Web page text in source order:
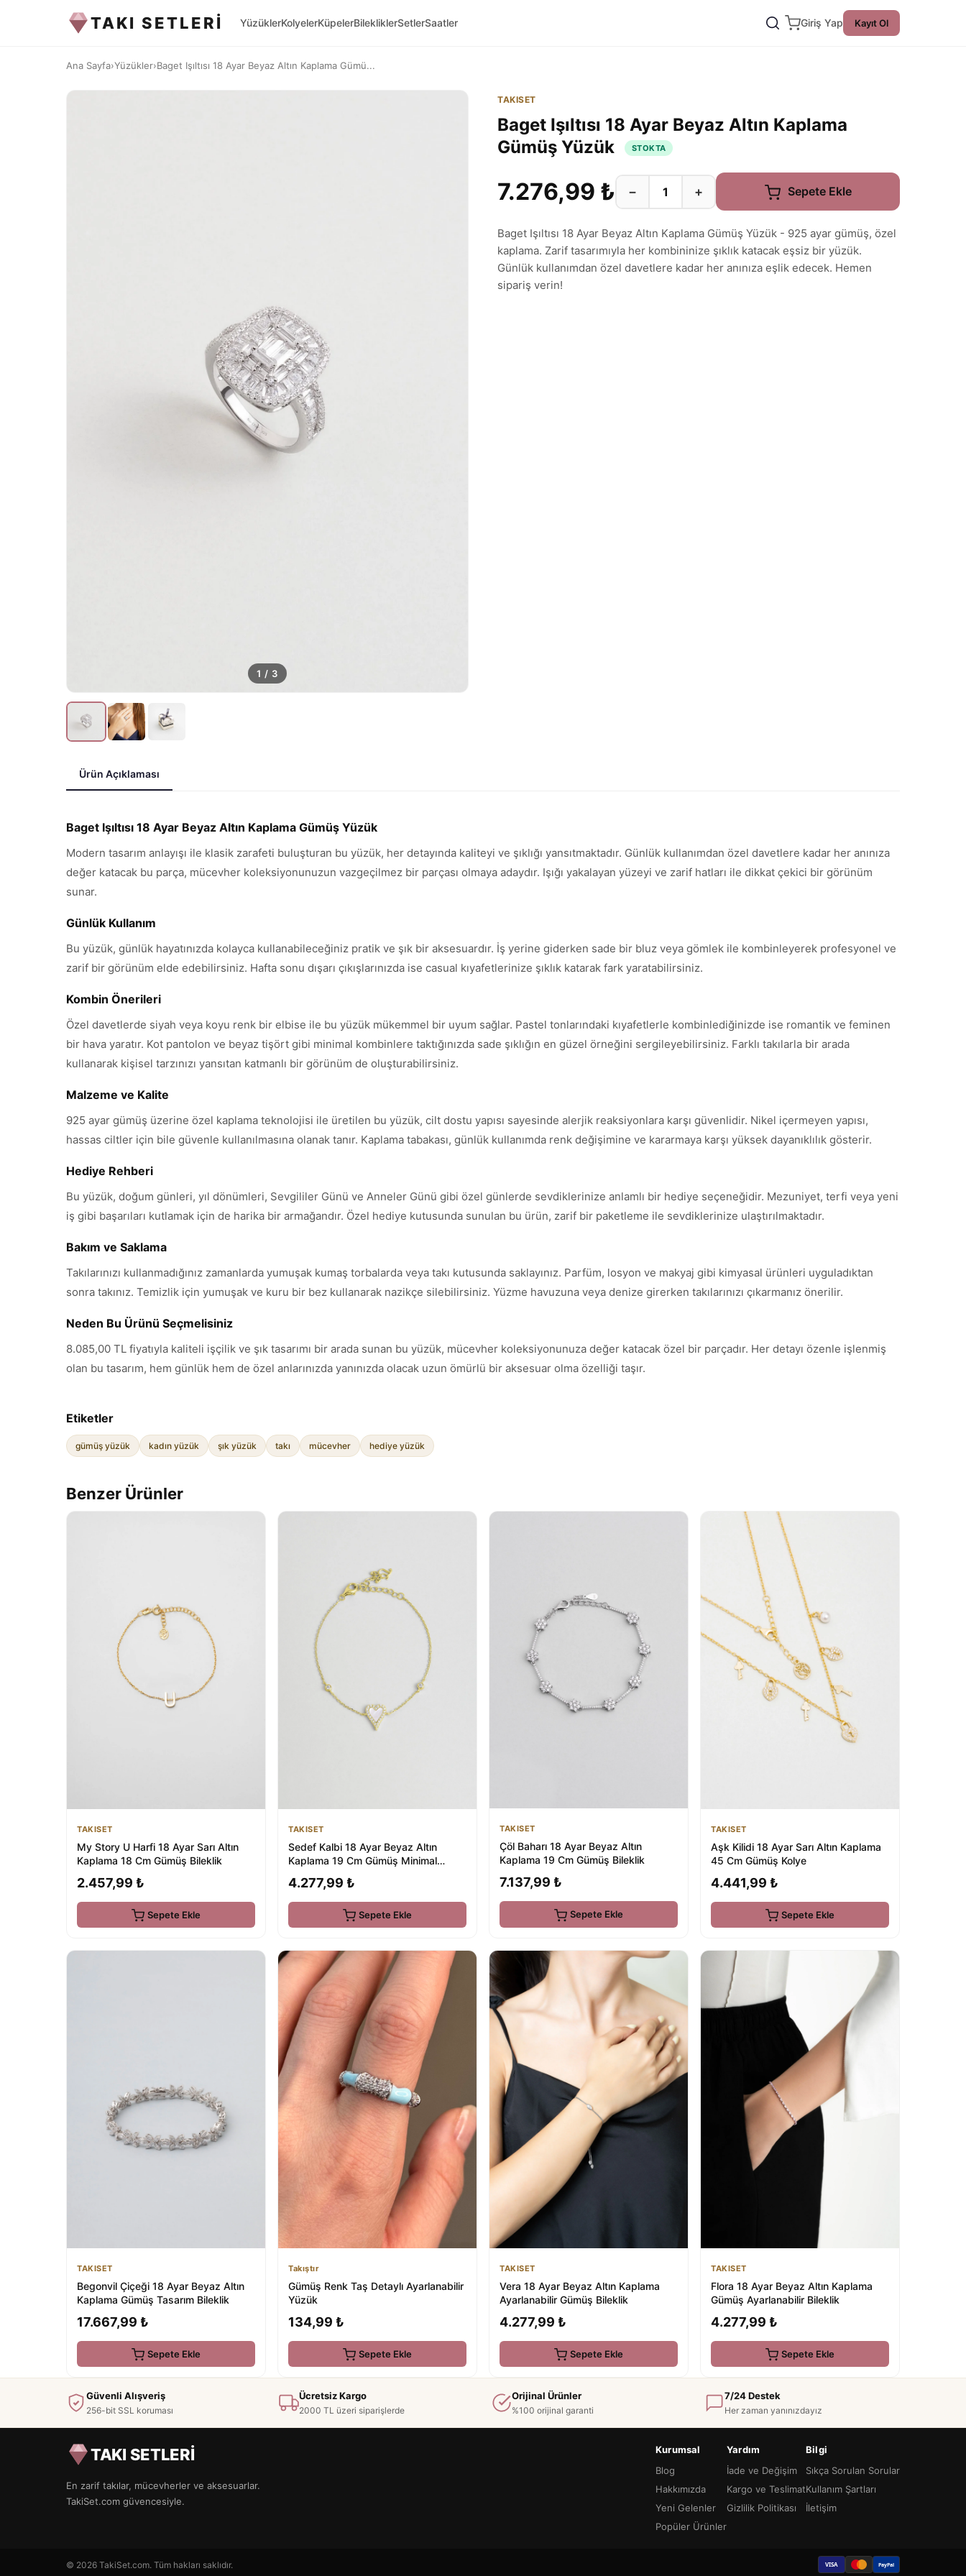
TAKI SETLERİ YüzüklerKolyelerKüpelerBilekliklerSetlerSaatler Giriş Yap Kayıt Ol
Ana Sayfa›Yüzükler›Baget Işıltısı 18 Ayar Beyaz Altın Kaplama Gümü...
1 / 3
TAKISET
Baget Işıltısı 18 Ayar Beyaz Altın Kaplama
Gümüş Yüzük
STOKTA
7.276,99 ₺ − + Sepete Ekle
Baget Işıltısı 18 Ayar Beyaz Altın Kaplama Gümüş Yüzük - 925 ayar gümüş, özel
kaplama. Zarif tasarımıyla her kombininize şıklık katacak eşsiz bir yüzük.
Günlük kullanımdan özel davetlere kadar her anınıza eşlik edecek. Hemen
sipariş verin!
Ürün Açıklaması
Baget Işıltısı 18 Ayar Beyaz Altın Kaplama Gümüş Yüzük
Modern tasarım anlayışı ile klasik zarafeti buluşturan bu yüzük, her detayında kaliteyi ve şıklığı yansıtmaktadır. Günlük kullanımdan özel davetlere kadar her anınıza
değer katacak bu parça, mücevher koleksiyonunuzun vazgeçilmez bir parçası olmaya adaydır. Işığı yakalayan yüzeyi ve zarif hatları ile dikkat çekici bir görünüm
sunar.
Günlük Kullanım
Bu yüzük, günlük hayatınızda kolayca kullanabileceğiniz pratik ve şık bir aksesuardır. İş yerine giderken sade bir bluz veya gömlek ile kombinleyerek profesyonel ve
zarif bir görünüm elde edebilirsiniz. Hafta sonu dışarı çıkışlarınızda ise casual kıyafetlerinize şıklık katarak fark yaratabilirsiniz.
Kombin Önerileri
Özel davetlerde siyah veya koyu renk bir elbise ile bu yüzük mükemmel bir uyum sağlar. Pastel tonlarındaki kıyafetlerle kombinlediğinizde ise romantik ve feminen
bir hava yaratır. Kot pantolon ve beyaz tişört gibi minimal kombinlere taktığınızda sade şıklığın en güzel örneğini sergileyebilirsiniz. Farklı takılarla bir arada
kullanarak kişisel tarzınızı yansıtan katmanlı bir görünüm de oluşturabilirsiniz.
Malzeme ve Kalite
925 ayar gümüş üzerine özel kaplama teknolojisi ile üretilen bu yüzük, cilt dostu yapısı sayesinde alerjik reaksiyonlara karşı güvenlidir. Nikel içermeyen yapısı,
hassas ciltler için bile güvenle kullanılmasına olanak tanır. Kaplama tabakası, günlük kullanımda renk değişimine ve kararmaya karşı yüksek dayanıklılık gösterir.
Hediye Rehberi
Bu yüzük, doğum günleri, yıl dönümleri, Sevgililer Günü ve Anneler Günü gibi özel günlerde sevdiklerinize anlamlı bir hediye seçeneğidir. Mezuniyet, terfi veya yeni
iş gibi başarıları kutlamak için de harika bir armağandır. Özel hediye kutusunda sunulan bu ürün, zarif bir paketleme ile sevdiklerinize ulaştırılmaktadır.
Bakım ve Saklama
Takılarınızı kullanmadığınız zamanlarda yumuşak kumaş torbalarda veya takı kutusunda saklayınız. Parfüm, losyon ve makyaj gibi kimyasal ürünleri uyguladıktan
sonra takınız. Temizlik için yumuşak ve kuru bir bez kullanarak nazikçe silebilirsiniz. Yüzme havuzuna veya denize girerken takılarınızı çıkarmanız önerilir.
Neden Bu Ürünü Seçmelisiniz
8.085,00 TL fiyatıyla kaliteli işçilik ve şık tasarımı bir arada sunan bu yüzük, mücevher koleksiyonunuza değer katacak özel bir parçadır. Her detayı özenle işlenmiş
olan bu tasarım, hem günlük hem de özel anlarınızda yanınızda olacak uzun ömürlü bir aksesuar olma özelliği taşır.
Etiketler
gümüş yüzük kadın yüzük şık yüzük takı mücevher hediye yüzük
Benzer Ürünler
TAKISET
My Story U Harfi 18 Ayar Sarı Altın
Kaplama 18 Cm Gümüş Bileklik
2.457,99 ₺
Sepete Ekle
TAKISET
Sedef Kalbi 18 Ayar Beyaz Altın
Kaplama 19 Cm Gümüş Minimal
4.277,99 ₺
Sepete Ekle
TAKISET
Çöl Baharı 18 Ayar Beyaz Altın
Kaplama 19 Cm Gümüş Bileklik
7.137,99 ₺
Sepete Ekle
TAKISET
Aşk Kilidi 18 Ayar Sarı Altın Kaplama
45 Cm Gümüş Kolye
4.441,99 ₺
Sepete Ekle
TAKISET
Begonvil Çiçeği 18 Ayar Beyaz Altın
Kaplama Gümüş Tasarım Bileklik
17.667,99 ₺
Sepete Ekle
Takıştır
Gümüş Renk Taş Detaylı Ayarlanabilir
Yüzük
134,99 ₺
Sepete Ekle
TAKISET
Vera 18 Ayar Beyaz Altın Kaplama
Ayarlanabilir Gümüş Bileklik
4.277,99 ₺
Sepete Ekle
TAKISET
Flora 18 Ayar Beyaz Altın Kaplama
Gümüş Ayarlanabilir Bileklik
4.277,99 ₺
Sepete Ekle
Güvenli Alışveriş
256-bit SSL koruması
Ücretsiz Kargo
2000 TL üzeri siparişlerde
Orijinal Ürünler
%100 orijinal garanti
7/24 Destek
Her zaman yanınızdayız
TAKI SETLERİ
En zarif takılar, mücevherler ve aksesuarlar.
TakiSet.com güvencesiyle.
Kurumsal
Blog
Hakkımızda
Yeni Gelenler
Popüler Ürünler
Yardım
İade ve Değişim
Kargo ve Teslimat
Gizlilik Politikası
Bilgi
Sıkça Sorulan Sorular
Kullanım Şartları
İletişim
© 2026 TakiSet.com. Tüm hakları saklıdır. VISA PayPal